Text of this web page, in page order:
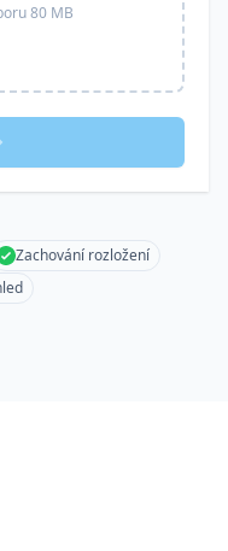
80 MB
Zachování rozložení